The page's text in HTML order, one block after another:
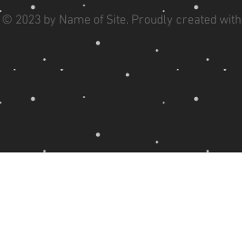
© 2023 by Name of Site. Proudly created with